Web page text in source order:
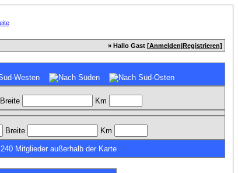
» Hallo Gast [Anmelden|Registrieren]
Breite Km
Breite Km
240 Mitglieder außerhalb der Karte